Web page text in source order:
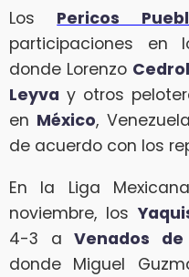
Los Pericos
participaciones en
donde Lorenzo
Leyva y otros
en México,
de acuerdo con los
En la Liga
noviembre, los
4-3 aVenados
donde Miguel